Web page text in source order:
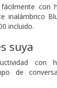
con
inalámbrico
incluido.
suya
con
de